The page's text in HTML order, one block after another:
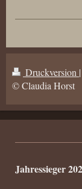
Druckversion |
© Claudia Horst
Jahressieger